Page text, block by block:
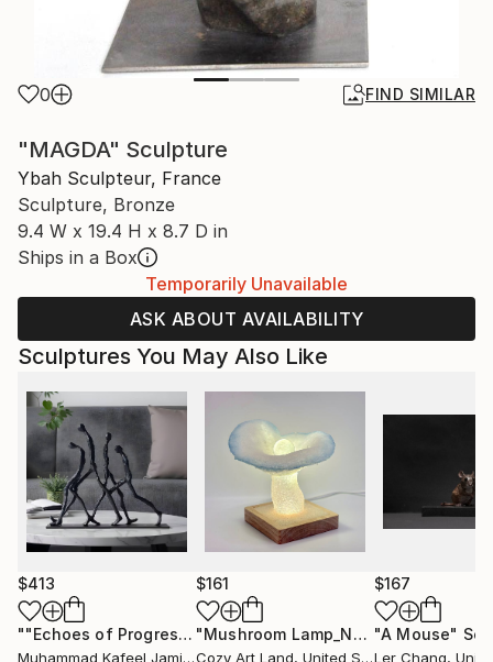
0 FIND SIMILAR
"MAGDA" Sculpture
Ybah Sculpteur, France
Sculpture, Bronze
9.4 W x 19.4 H x 8.7 D in
Ships in a Box
Temporarily Unavailable
ASK ABOUT AVAILABILITY
Sculptures You May Also Like
$413
""Echoes of Progress" Metal Abstract Humanoid Sculpture"
Muhammad Kafeel Jamil, South Korea
$161
"Mushroom Lamp_No.4" Sculpture
Cozy Art Land, United States
$167
"A Mouse"
Ler Chang,